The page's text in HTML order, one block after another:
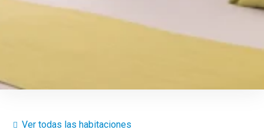
Ver todas las habitaciones